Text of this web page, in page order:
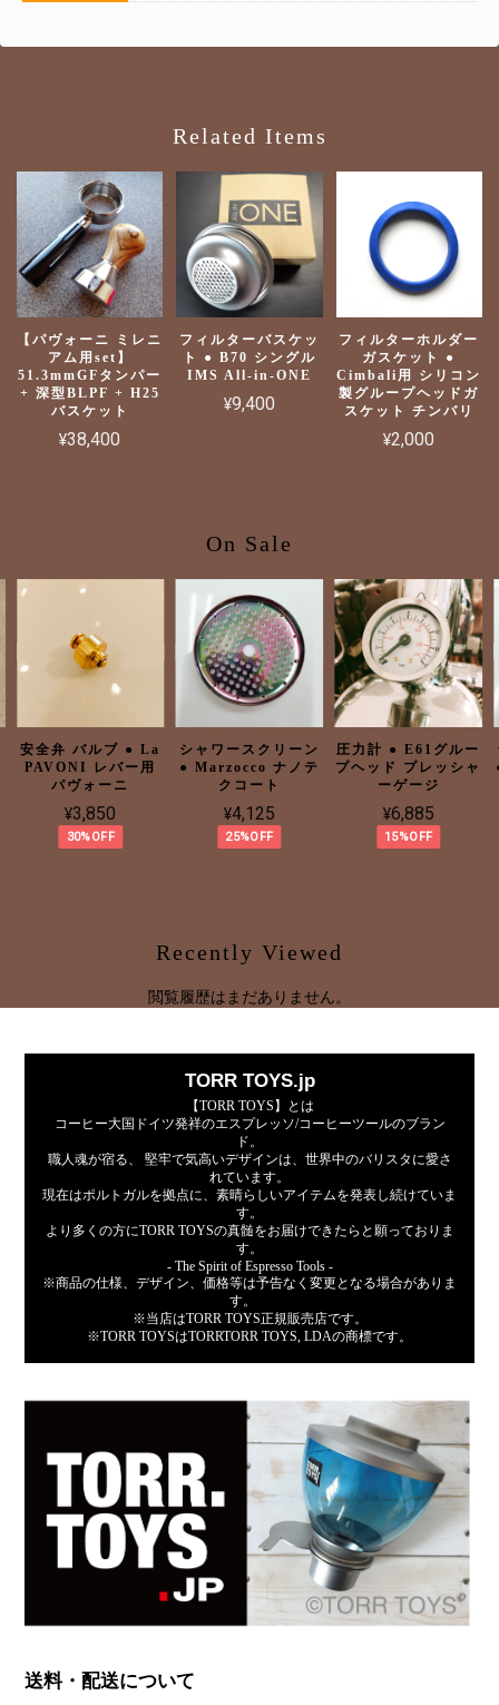
Related Items
【パヴォーニ ミレニ
アム用set】
51.3mmGFタンパー
+ 深型BLPF + H25
バスケット
¥38,400
フィルターバスケッ
ト ● B70 シングル
IMS All-in-ONE
¥9,400
フィルターホルダー
ガスケット ●
Cimbali用 シリコン
製グループヘッドガ
スケット チンバリ
¥2,000
On Sale
安全弁 バルブ ● La
PAVONI レバー用
パヴォーニ
¥3,850
30%OFF
シャワースクリーン
● Marzocco ナノテ
クコート
¥4,125
25%OFF
圧力計 ● E61グルー
プヘッド プレッシャ
ーゲージ
¥6,885
15%OFF
Recently Viewed
閲覧履歴はまだありません。
TORR TOYS.jp
【TORR TOYS】とは
コーヒー大国ドイツ発祥のエスプレッソ/コーヒーツールのブラン
ド。
職人魂が宿る、 堅牢で気高いデザインは、世界中のバリスタに愛さ
れています。
現在はポルトガルを拠点に、素晴らしいアイテムを発表し続けていま
す。
より多くの方にTORR TOYSの真髄をお届けできたらと願っておりま
す。
- The Spirit of Espresso Tools -
※商品の仕様、デザイン、価格等は予告なく変更となる場合がありま
す。
※当店はTORR TOYS正規販売店です。
※TORR TOYSはTORRTORR TOYS, LDAの商標です。
送料・配送について